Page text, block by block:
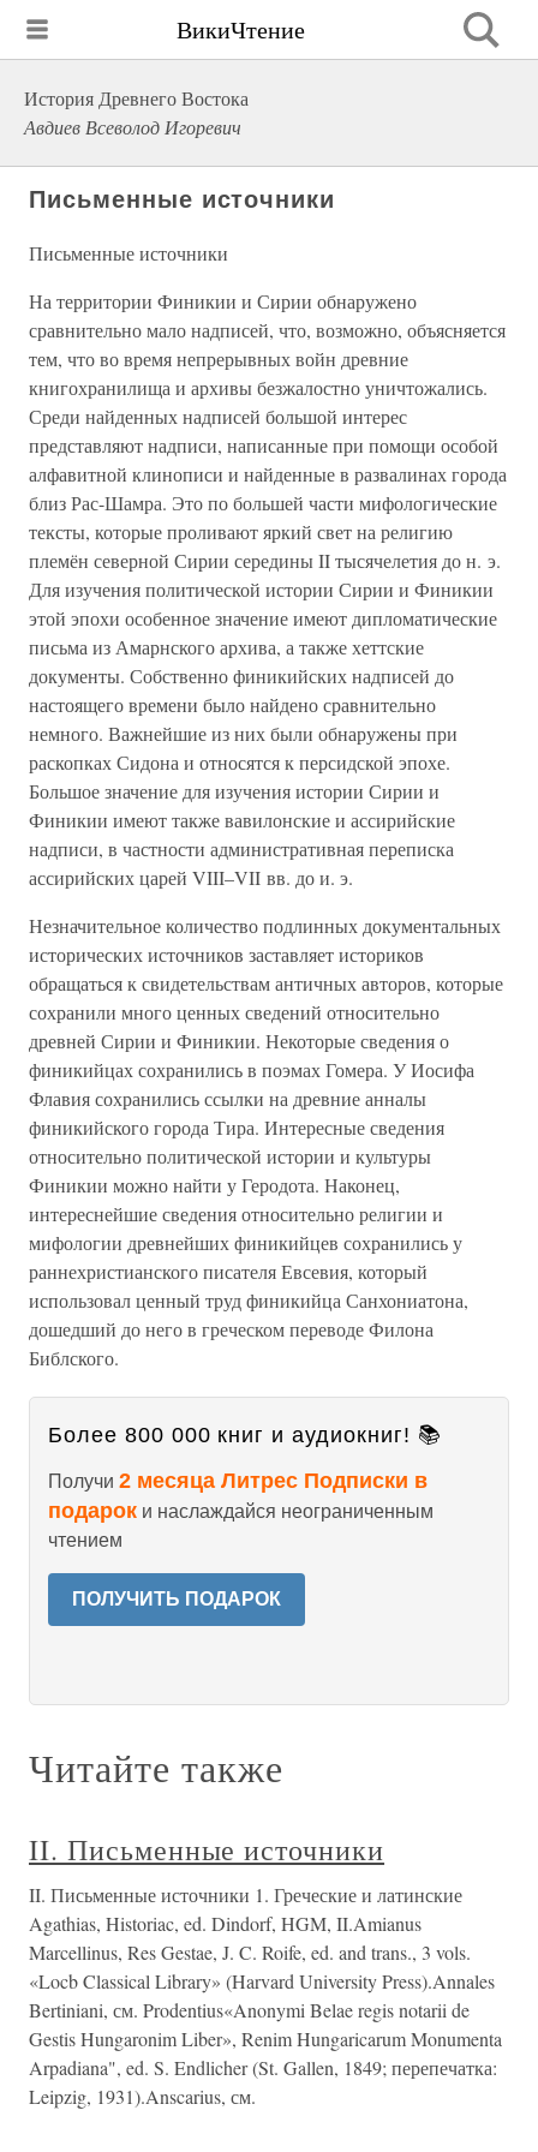
ВикиЧтение
История Древнего Востока
Авдиев Всеволод Игоревич
Письменные источники
Письменные источники
На территории Финикии и Сирии обнаружено
сравнительно мало надписей, что, возможно, объясняется
тем, что во время непрерывных войн древние
книгохранилища и архивы безжалостно уничтожались.
Среди найденных надписей большой интерес
представляют надписи, написанные при помощи особой
алфавитной клинописи и найденные в развалинах города
близ Рас-Шамра. Это по большей части мифологические
тексты, которые проливают яркий свет на религию
племён северной Сирии середины II тысячелетия до н. э.
Для изучения политической истории Сирии и Финикии
этой эпохи особенное значение имеют дипломатические
письма из Амарнского архива, а также хеттские
документы. Собственно финикийских надписей до
настоящего времени было найдено сравнительно
немного. Важнейшие из них были обнаружены при
раскопках Сидона и относятся к персидской эпохе.
Большое значение для изучения истории Сирии и
Финикии имеют также вавилонские и ассирийские
надписи, в частности административная переписка
ассирийских царей VIII–VII вв. до и. э.
Незначительное количество подлинных документальных
исторических источников заставляет историков
обращаться к свидетельствам античных авторов, которые
сохранили много ценных сведений относительно
древней Сирии и Финикии. Некоторые сведения о
финикийцах сохранились в поэмах Гомера. У Иосифа
Флавия сохранились ссылки на древние анналы
финикийского города Тира. Интересные сведения
относительно политической истории и культуры
Финикии можно найти у Геродота. Наконец,
интереснейшие сведения относительно религии и
мифологии древнейших финикийцев сохранились у
раннехристианского писателя Евсевия, который
использовал ценный труд финикийца Санхониатона,
дошедший до него в греческом переводе Филона
Библского.
Более 800 000 книг и аудиокниг! 📚
Получи 2 месяца Литрес Подписки в
подарок и наслаждайся неограниченным
чтением
ПОЛУЧИТЬ ПОДАРОК
Читайте также
II. Письменные источники
II. Письменные источники 1. Греческие и латинские
Agathias, Historiac, ed. Dindorf, HGM, II.Amianus
Marcellinus, Res Gestae, J. C. Roife, ed. and trans., 3 vols.
«Locb Classical Library» (Harvard University Press).Annales
Bertiniani, см. Prodentius«Anonymi Belae regis notarii de
Gestis Hungaronim Liber», Renim Hungaricarum Monumenta
Arpadiana", ed. S. Endlicher (St. Gallen, 1849; перепечатка:
Leipzig, 1931).Anscarius, см.